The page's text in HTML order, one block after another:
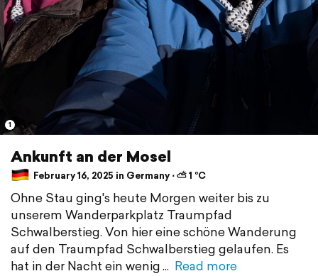
1
Ankunft an der Mosel
February 16, 2025 in Germany ⋅ ⛅ 1 °C
Ohne Stau ging's heute Morgen weiter bis zu
unserem Wanderparkplatz Traumpfad
Schwalberstieg. Von hier eine schöne Wanderung
auf den Traumpfad Schwalberstieg gelaufen. Es
hat in der Nacht ein wenig
Read more